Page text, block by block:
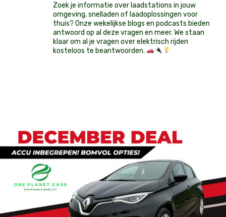
Zoek je informatie over laadstations in jouw
omgeving, snelladen of laadoplossingen voor
thuis? Onze wekelijkse blogs en podcasts bieden
antwoord op al deze vragen en meer. We staan
klaar om al je vragen over elektrisch rijden
kosteloos te beantwoorden.